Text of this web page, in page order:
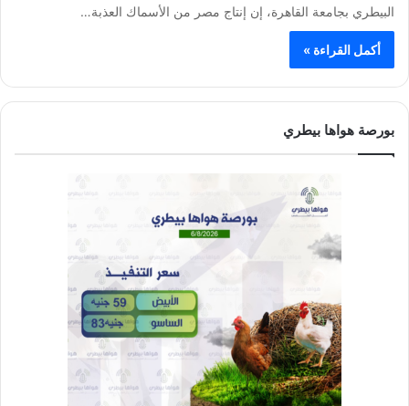
البيطري بجامعة القاهرة، إن إنتاج مصر من الأسماك العذبة…
أكمل القراءة »
بورصة هواها بيطري